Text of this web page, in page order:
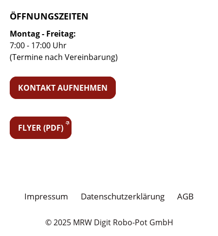
ÖFFNUNGSZEITEN
Montag - Freitag:
7:00 - 17:00 Uhr
(Termine nach Vereinbarung)
KONTAKT AUFNEHMEN
FLYER (PDF)
Impressum Datenschutzerklärung AGB
© 2025 MRW Digit Robo-Pot GmbH